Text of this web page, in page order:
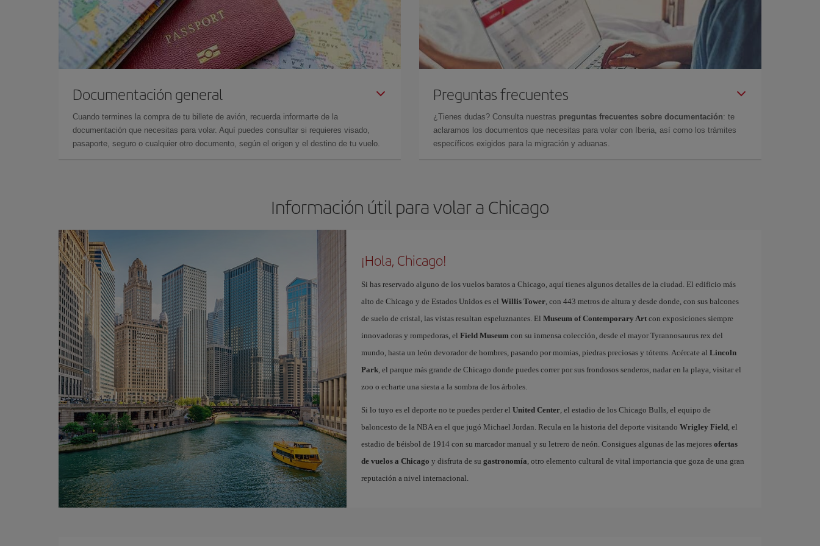
Documentación general
Cuando termines la compra de tu billete de avión, recuerda informarte de la
documentación que necesitas para volar. Aquí puedes consultar si requieres visado,
pasaporte, seguro o cualquier otro documento, según el origen y el destino de tu vuelo.
Preguntas frecuentes
¿Tienes dudas? Consulta nuestras preguntas frecuentes sobre documentación: te
aclaramos los documentos que necesitas para volar con Iberia, así como los trámites
específicos exigidos para la migración y aduanas.
Información útil para volar a Chicago
¡Hola, Chicago!
Si has reservado alguno de los vuelos baratos a Chicago, aquí tienes algunos detalles de la ciudad. El edificio más
alto de Chicago y de Estados Unidos es el Willis Tower, con 443 metros de altura y desde donde, con sus balcones
de suelo de cristal, las vistas resultan espeluznantes. El Museum of Contemporary Artcon exposiciones siempre
innovadoras y rompedoras, el Field Museumcon su inmensa colección, desde el mayor Tyrannosaurus rex del
mundo, hasta un león devorador de hombres, pasando por momias, piedras preciosas y tótems. Acércate al Lincoln
Park, el parque más grande de Chicago donde puedes correr por sus frondosos senderos, nadar en la playa, visitar el
zoo o echarte una siesta a la sombra de los árboles.
Si lo tuyo es el deporte no te puedes perder el United Center, el estadio de los Chicago Bulls, el equipo de
baloncesto de la NBA en el que jugó Michael Jordan. Recula en la historia del deporte visitando Wrigley Field, el
estadio de béisbol de 1914 con su marcador manual y su letrero de neón. Consigues algunas de las mejores ofertas
de vuelos a Chicago y disfruta de su gastronomía, otro elemento cultural de vital importancia que goza de una gran
reputación a nivel internacional.